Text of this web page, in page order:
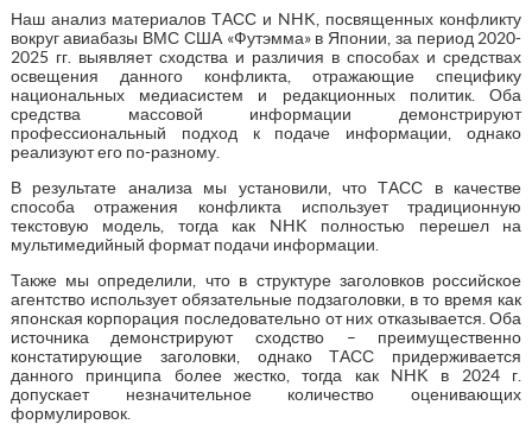
Наш анализ материалов ТАСС и NHK, посвященных конфликту
вокруг авиабазы ВМС США «Футэмма» в Японии, за период 2020-
2025 гг. выявляет сходства и различия в способах и средствах
освещения данного конфликта, отражающие специфику
национальных медиасистем и редакционных политик. Оба
средства массовой информации демонстрируют
профессиональный подход к подаче информации, однако
реализуют его по-разному.
В результате анализа мы установили, что ТАСС в качестве
способа отражения конфликта использует традиционную
текстовую модель, тогда как NHK полностью перешел на
мультимедийный формат подачи информации.
Также мы определили, что в структуре заголовков российское
агентство использует обязательные подзаголовки, в то время как
японская корпорация последовательно от них отказывается. Оба
источника демонстрируют сходство – преимущественно
констатирующие заголовки, однако ТАСС придерживается
данного принципа более жестко, тогда как NHK в 2024 г.
допускает незначительное количество оценивающих
формулировок.